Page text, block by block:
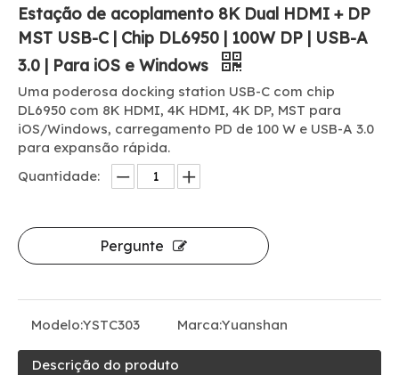
Estação de acoplamento 8K Dual HDMI + DP
MST USB-C | Chip DL6950 | 100W DP | USB-A
3.0 | Para iOS e Windows
Uma poderosa docking station USB-C com chip
DL6950 com 8K HDMI, 4K HDMI, 4K DP, MST para
iOS/Windows, carregamento PD de 100 W e USB-A 3.0
para expansão rápida.
Quantidade:
Pergunte
Modelo:YSTC303 Marca:Yuanshan
Descrição do produto